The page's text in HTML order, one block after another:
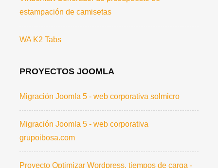
estampación de camisetas
WA K2 Tabs
PROYECTOS JOOMLA
Migración Joomla 5 - web corporativa solmicro
Migración Joomla 5 - web corporativa
grupoibosa.com
Proyecto Optimizar Wordpress, tiempos de carga -